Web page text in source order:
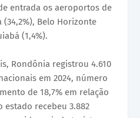
entrada os aeroportos de
(34,2%), Belo Horizonte
(1,4%).
Rondônia registrou 4.610
em 2024, número
de 18,7% em relação
recebeu 3.882